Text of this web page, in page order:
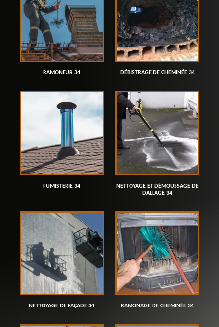
RAMONEUR 34 DÉBISTRAGE DE CHEMINÉE 34
FUMISTERIE 34
NETTOYAGE ET DÉMOUSSAGE DE
DALLAGE 34
NETTOYAGE DE FAÇADE 34 RAMONAGE DE CHEMINÉE 34